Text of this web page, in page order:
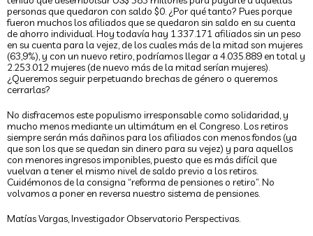
personas que quedaron con saldo $0. ¿Por qué tanto? Pues porque
fueron muchos los afiliados que se quedaron sin saldo en su cuenta
de ahorro individual. Hoy todavía hay 1.337.171 afiliados sin un peso
en su cuenta para la vejez, de los cuales más de la mitad son mujeres
(63,9%), y con un nuevo retiro, podríamos llegar a 4.035.889 en total y
2.253.012 mujeres (de nuevo más de la mitad serían mujeres).
¿Queremos seguir perpetuando brechas de género o queremos
cerrarlas?
No disfracemos este populismo irresponsable como solidaridad, y
mucho menos mediante un ultimátum en el Congreso. Los retiros
siempre serán más dañinos para los afiliados con menos fondos (ya
que son los que se quedan sin dinero para su vejez) y para aquellos
con menores ingresos imponibles, puesto que es más difícil que
vuelvan a tener el mismo nivel de saldo previo a los retiros.
Cuidémonos de la consigna “reforma de pensiones o retiro”. No
volvamos a poner en reversa nuestro sistema de pensiones.
Matías Vargas, Investigador Observatorio Perspectivas.
Centro de estudios ligado a la Asociación
de AFP asegura que es insostenible las
fórmulas de solidaridad incluidas en la
reforma previsional